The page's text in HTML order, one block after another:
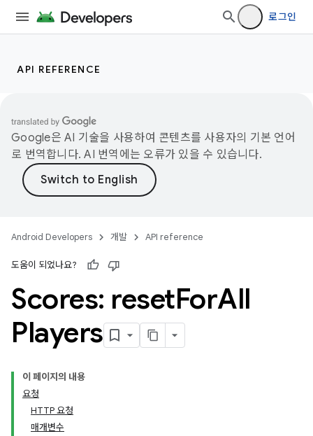
로그인
API REFERENCE
Google은 AI 기술을 사용하여 콘텐츠를 사용자의 기본 언어
로 번역합니다. AI 번역에는 오류가 있을 수 있습니다.
Android Developers 개발 API reference
도움이 되었나요?
Scores: resetForAll
Players
이 페이지의 내용
요청
HTTP 요청
매개변수